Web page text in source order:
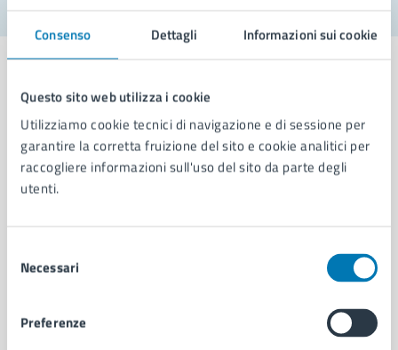
Consenso Dettagli Informazioni sui cookie
Questo sito web utilizza i cookie
Utilizziamo cookie tecnici di navigazione e di sessione per
garantire la corretta fruizione del sito e cookie analitici per
raccogliere informazioni sull'uso del sito da parte degli
utenti.
delNecessari
Preferenze
Comune di Napoli
AMMINISTRAZIONE
Municipalità
Uffici
Politici